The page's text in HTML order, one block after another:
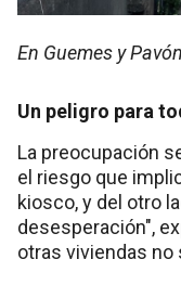
En Guemes y
Un peligro para
La preocupación
el riesgo que
kiosco, y del otro
desesperación",
otras viviendas